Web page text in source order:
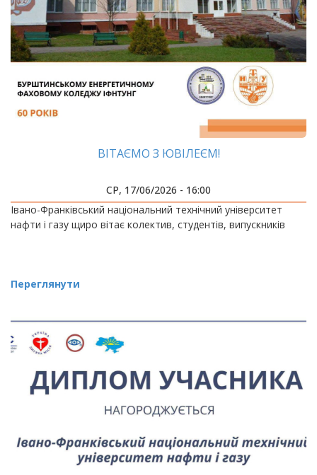
ВІТАЄМО З ЮВІЛЕЄМ!
СР, 17/06/2026 - 16:00
Івано-Франківський національний технічний університет
нафти і газу щиро вітає колектив, студентів, випускників
Переглянути